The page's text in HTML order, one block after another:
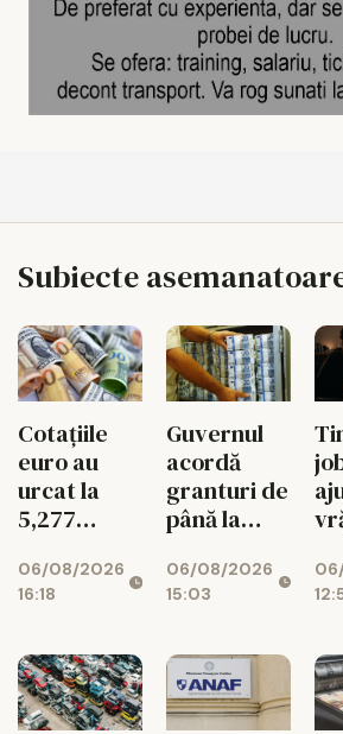
Subiecte
Cotațiile
euro au
urcat la
5,277
06/08/2026
16:18
Guvernul
acordă
granturi de
până la
euro
pentru
diaspora
06/08/2026
15:03